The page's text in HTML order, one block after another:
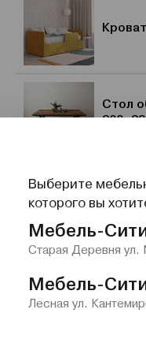
Стол
Выберите
которого вы
Мебель-
Старая Деревня ул.
Мебель-
Лесная ул.